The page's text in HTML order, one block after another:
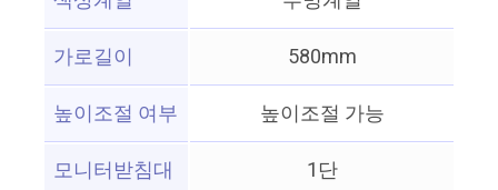
가로길이
580mm
높이조절 여부
높이조절 가능
모니터받침대
1단